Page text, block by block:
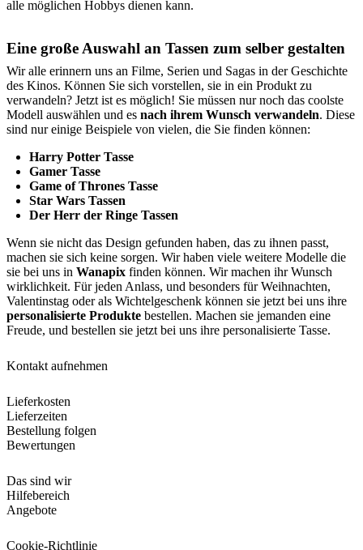
alle möglichen Hobbys dienen kann.
Eine große Auswahl an Tassen zum selber gestalten
Wir alle erinnern uns an Filme, Serien und Sagas in der Geschichte
des Kinos. Können Sie sich vorstellen, sie in ein Produkt zu
verwandeln? Jetzt ist es möglich! Sie müssen nur noch das coolste
Modell auswählen und es nach ihrem Wunsch verwandeln. Diese
sind nur einige Beispiele von vielen, die Sie finden können:
Harry Potter Tasse
Gamer Tasse
Game of Thrones Tasse
Star Wars Tassen
Der Herr der Ringe Tassen
Wenn sie nicht das Design gefunden haben, das zu ihnen passt,
machen sie sich keine sorgen. Wir haben viele weitere Modelle die
sie bei uns in Wanapix finden können. Wir machen ihr Wunsch
wirklichkeit. Für jeden Anlass, und besonders für Weihnachten,
Valentinstag oder als Wichtelgeschenk können sie jetzt bei uns ihre
personalisierte Produkte bestellen. Machen sie jemanden eine
Freude, und bestellen sie jetzt bei uns ihre personalisierte Tasse.
Kontakt aufnehmen
Lieferkosten
Lieferzeiten
Bestellung folgen
Bewertungen
Das sind wir
Hilfebereich
Angebote
Cookie-Richtlinie